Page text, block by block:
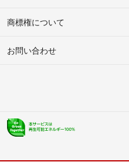
商標権について
お問い合わせ